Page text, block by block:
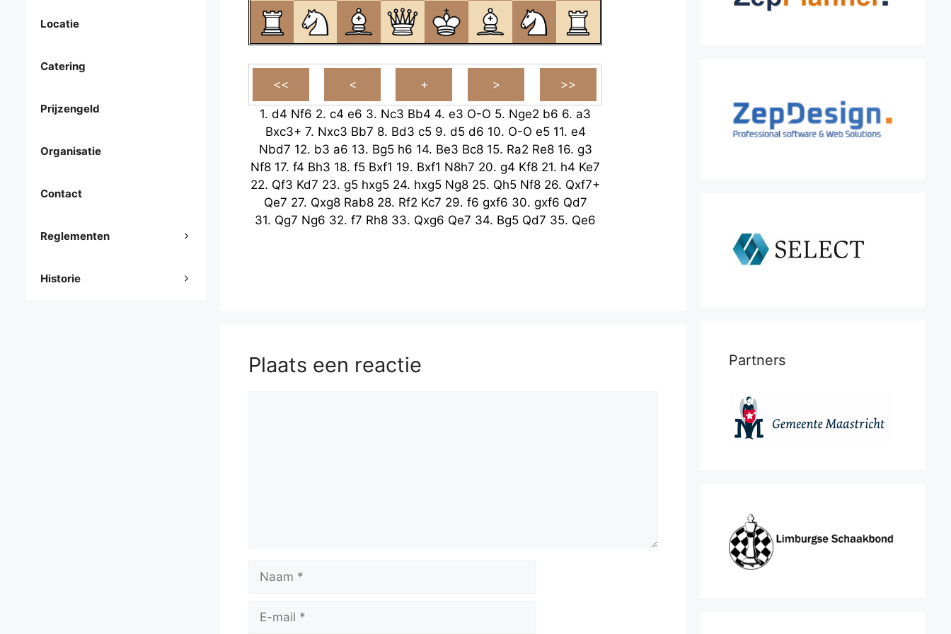
1. d4 Nf6 2. c4 e6 3. Nc3 Bb4 4. e3 O-O 5. Nge2 b6 6. a3
Bxc3+ 7. Nxc3 Bb7 8. Bd3 c5 9. d5 d6 10. O-O e5 11. e4
Nbd7 12. b3 a6 13. Bg5 h6 14. Be3 Bc8 15. Ra2 Re8 16. g3
Nf8 17. f4 Bh3 18. f5 Bxf1 19. Bxf1 N8h7 20. g4 Kf8 21. h4 Ke7
22. Qf3 Kd7 23. g5 hxg5 24. hxg5 Ng8 25. Qh5 Nf8 26. Qxf7+
Qe7 27. Qxg8 Rab8 28. Rf2 Kc7 29. f6 gxf6 30. gxf6 Qd7
31. Qg7 Ng6 32. f7 Rh8 33. Qxg6 Qe7 34. Bg5 Qd7 35. Qe6
Plaats een reactie
mail
Locatie
Catering
Prijzengeld
Organisatie
Contact
Reglementen
Historie
Partners